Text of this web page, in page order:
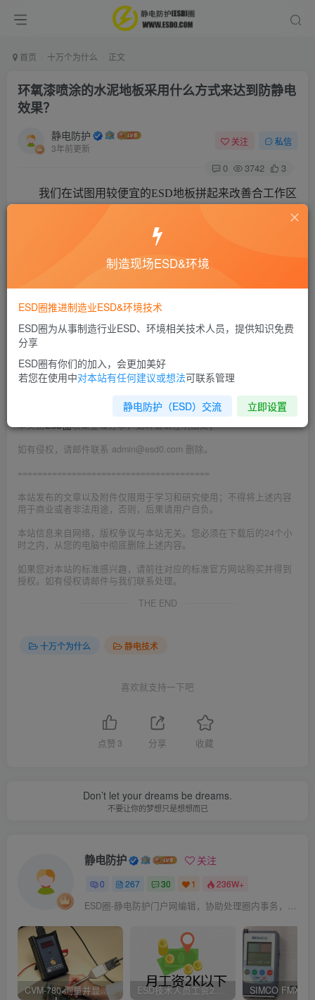
首页 十万个为什么 正文
环氧漆喷涂的水泥地板采用什么方式来达到防静电
效果？
静电防护
3年前更新
关注 私信
0 3742 3
我们在试图用较便宜的ESD地板拼起来改善合工作区
环氧漆喷涂的水泥地板上？用垫子不便于使用手推车，
又不易打扫卫生，且价格相当昂贵。我们也会改变工作
对，是有一些经济的办法来解决你的水泥地板的保护
问题。导电漆是一种单组分地板涂料，可使静电荷受控
说，静电控制地板防静电导电喷涂很有效。
本文由ESD圈收集整理分享，如转载请注明出处；
如有侵权，请邮件联系 admin@esd0.com 删除。
=======================================
本站发布的文章以及附件仅限用于学习和研究使用；不得将上述内容
用于商业或者非法用途，否则，后果请用户自负。
本站信息来自网络，版权争议与本站无关。您必须在下载后的24个小
时之内，从您的电脑中彻底删除上述内容。
如果您对本站的标准感兴趣，请前往对应的标准官方网站购买并得到
授权。如有侵权请邮件与我们联系处理。
THE END
十万个为什么 静电技术
喜欢就支持一下吧
点赞 3 分享 收藏
Don’t let your dreams be dreams.
不要让你的梦想只是想想而已
静电防护 关注
0 267 30 1 236W+
ESD圈-静电防护门户网编辑，协助处理圈内事务，宗旨：收集整理免费分享，欢迎各位业界朋友对每篇文章进行点评，以便大家共同学习在线讨论！
CVM-780 测量并显示实时静电压数据、操作说明 ESD技术人员工资2K以下，你相信吗？
制造现场ESD&环境
ESD圈推进制造业ESD&环境技术
ESD圈为从事制造行业ESD、环境相关技术人员，提供知识免费
分享
ESD圈有你们的加入，会更加美好
若您在使用中对本站有任何建议或想法可联系管理
静电防护（ESD）交流 立即设置